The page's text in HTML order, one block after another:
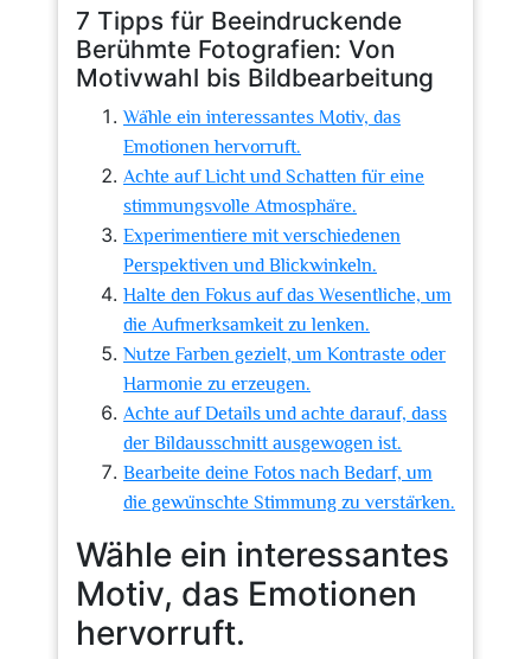
7 Tipps für Beeindruckende
Berühmte Fotografien: Von
Motivwahl bis Bildbearbeitung
Wähle ein interessantes Motiv, das
Emotionen hervorruft.
Achte auf Licht und Schatten für eine
stimmungsvolle Atmosphäre.
Experimentiere mit verschiedenen
Perspektiven und Blickwinkeln.
Halte den Fokus auf das Wesentliche, um
die Aufmerksamkeit zu lenken.
Nutze Farben gezielt, um Kontraste oder
Harmonie zu erzeugen.
Achte auf Details und achte darauf, dass
der Bildausschnitt ausgewogen ist.
Bearbeite deine Fotos nach Bedarf, um
die gewünschte Stimmung zu verstärken.
Wähle ein interessantes
Motiv, das Emotionen
hervorruft.